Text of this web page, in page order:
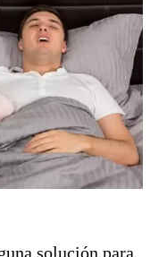
solución para